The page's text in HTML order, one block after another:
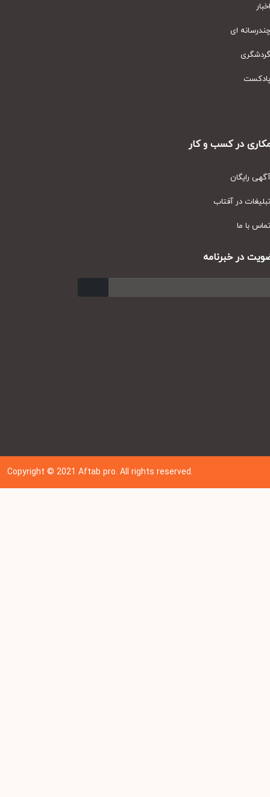
ای
در کسب و کار
رایگان
در آفتاب
با ما
در خبرنامه
Copyright © 202 1Aftab pro. All rights reserved.